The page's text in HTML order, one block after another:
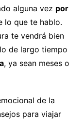
alguna vez por
lo que te hablo.
te vendrá bien
de largo tiempo
, ya sean meses o
de la
para viajar